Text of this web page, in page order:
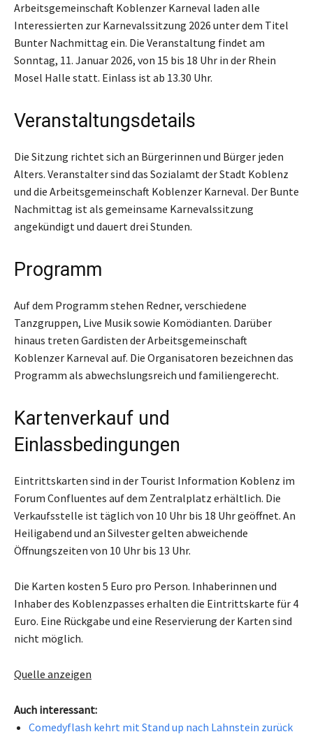
Arbeitsgemeinschaft Koblenzer Karneval laden alle
Interessierten zur Karnevalssitzung 2026 unter dem Titel
Bunter Nachmittag ein. Die Veranstaltung findet am
Sonntag, 11. Januar 2026, von 15 bis 18 Uhr in der Rhein
Mosel Halle statt. Einlass ist ab 13.30 Uhr.
Veranstaltungsdetails
Die Sitzung richtet sich an Bürgerinnen und Bürger jeden
Alters. Veranstalter sind das Sozialamt der Stadt Koblenz
und die Arbeitsgemeinschaft Koblenzer Karneval. Der Bunte
Nachmittag ist als gemeinsame Karnevalssitzung
angekündigt und dauert drei Stunden.
Programm
Auf dem Programm stehen Redner, verschiedene
Tanzgruppen, Live Musik sowie Komödianten. Darüber
hinaus treten Gardisten der Arbeitsgemeinschaft
Koblenzer Karneval auf. Die Organisatoren bezeichnen das
Programm als abwechslungsreich und familiengerecht.
Kartenverkauf und
Einlassbedingungen
Eintrittskarten sind in der Tourist Information Koblenz im
Forum Confluentes auf dem Zentralplatz erhältlich. Die
Verkaufsstelle ist täglich von 10 Uhr bis 18 Uhr geöffnet. An
Heiligabend und an Silvester gelten abweichende
Öffnungszeiten von 10 Uhr bis 13 Uhr.
Die Karten kosten 5 Euro pro Person. Inhaberinnen und
Inhaber des Koblenzpasses erhalten die Eintrittskarte für 4
Euro. Eine Rückgabe und eine Reservierung der Karten sind
nicht möglich.
Quelle anzeigen
Auch interessant:
Comedyflash kehrt mit Stand up nach Lahnstein zurück